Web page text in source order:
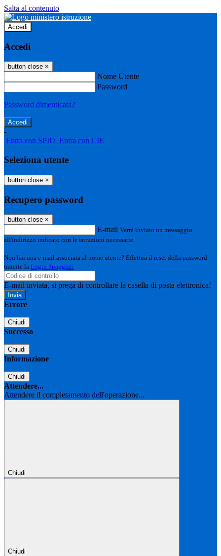
Salta al contenuto
Accedi
Accedi
button close ×
Nome Utente
Password
Password dimenticata?
-
Entra con SPID Entra con CIE
Seleziona utente
button close ×
Recupero password
button close ×
E-mail Verrà inviato un messaggio
all'indirizzo indicato con le istruzioni necessarie.
Non hai una e-mail associata al nome utente? Effettua il reset della password
tramite la Login Spaggiari
E-mail inviata, si prega di controllare la casella di posta elettronica!
Errore
Chiudi
Successo
Chiudi
Informazione
Chiudi
Attendere...
Attendere il completamento dell'operazione...
Chiudi
Chiudi